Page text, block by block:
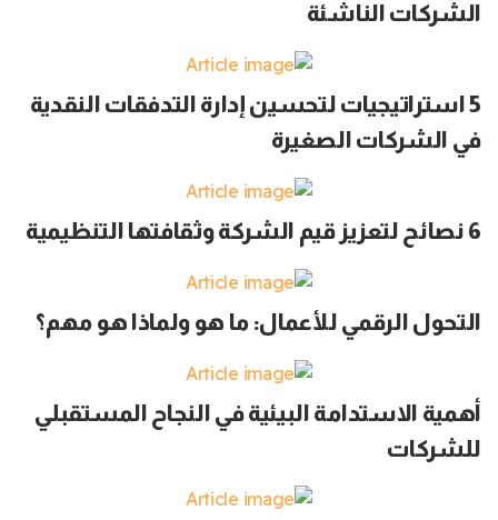
الشركات الناشئة
5 استراتيجيات لتحسين إدارة التدفقات النقدية
في الشركات الصغيرة
6 نصائح لتعزيز قيم الشركة وثقافتها التنظيمية
التحول الرقمي للأعمال: ما هو ولماذا هو مهم؟
أهمية الاستدامة البيئية في النجاح المستقبلي
للشركات